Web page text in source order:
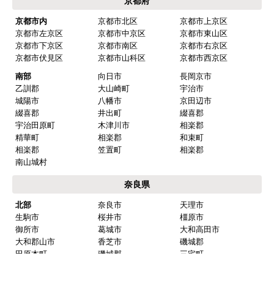
京都市内 京都市北区
京都市上京区
京都市左京区
京都市中京区
京都市東山区
京都市下京区
京都市南区
京都市右京区
京都市伏見区
京都市山科区
京都市西京区
南部
向日市
長岡京市
乙訓郡
大山崎町
宇治市
城陽市
八幡市
京田辺市
綴喜郡
井出町
綴喜郡
宇治田原町
木津川市
相楽郡
精華町
相楽郡
和束町
相楽郡
笠置町
相楽郡
南山城村
奈良県
北部 奈良市
天理市
生駒市
桜井市
橿原市
御所市
葛城市
大和高田市
大和郡山市
香芝市
磯城郡
田原本町
磯城郡
三宅町